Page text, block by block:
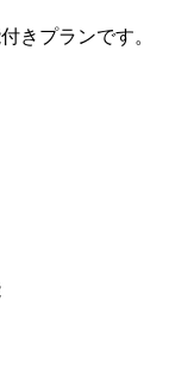
きプランです。